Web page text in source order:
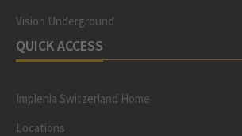
Vision Underground
QUICK ACCESS
Implenia Switzerland Home
Locations